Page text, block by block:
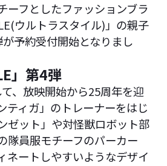
ーフとしたファッションブラ
ウルトラスタイル)」の親子
予約受付開始となりまし
」第4弾
、放映開始から25周年を迎
ティガ」のトレーナーをはじ
ゼット」や対怪獣ロボット部
隊員服モチーフのパーカー
ネートしやすいようなデザイ